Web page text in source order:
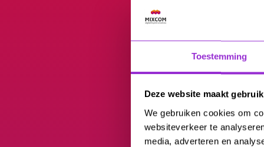
Toestemming
Deze website maakt
We gebruiken cookies om
websiteverkeer te
media, adverteren en